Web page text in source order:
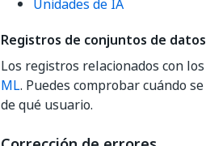
Unidades de IA
Registros de conjuntos de datos
Los registros relacionados con
ML. Puedes comprobar cuándo
de qué usuario.